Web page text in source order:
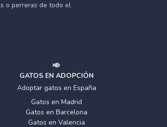
o perreras de todo el
GATOS EN ADOPCIÓN
Adoptar gatos en España
Gatos en Madrid
Gatos en Barcelona
Gatos en Valencia